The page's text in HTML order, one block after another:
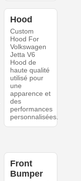
Hood
Custom
Hood For
Volkswagen
Jetta V6
Hood de
haute qualité
utilisé pour
une
apparence et
des
performances
personnalisées.
Front
Bumper